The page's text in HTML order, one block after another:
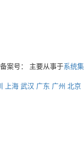
案号：
主要从事于系统集
上海 武汉 广东 广州 北京